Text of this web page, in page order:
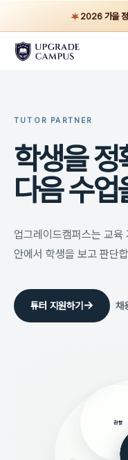
2026 가을
TUTOR PARTNER
학생을 정
다음 수
업그레이드캠퍼스는 교
안에서 학생을 보고 판단
튜터 지원하기 → 채